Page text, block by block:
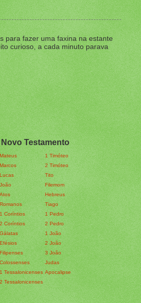
para fazer uma faxina na estante
curioso, a cada minuto parava
Novo Testamento
Mateus
Marcos
Lucas
João
Atos
Romanos
1 Coríntios
2 Coríntios
Gálatas
Efésios
Filipenses
Colossenses
1 Tessalonicenses
2 Tessalonicenses
1 Timóteo
2 Timóteo
Tito
Filemom
Hebreus
Tiago
1 Pedro
2 Pedro
1 João
2 João
3 João
Judas
Apocalipse